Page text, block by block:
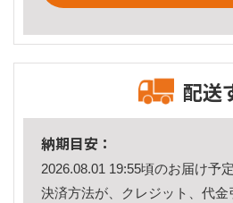
配送
納期目安：
2026.08.01 19:55頃のお届け予定
決済方法が、クレジット、代金